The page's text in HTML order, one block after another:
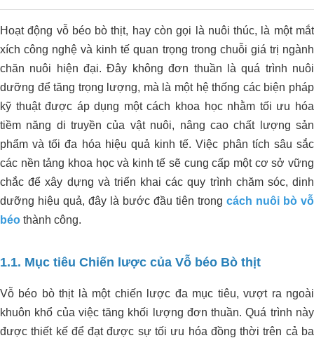
Hoạt động vỗ béo bò thịt, hay còn gọi là nuôi thúc, là một mắt
xích công nghệ và kinh tế quan trọng trong chuỗi giá trị ngành
chăn nuôi hiện đại. Đây không đơn thuần là quá trình nuôi
dưỡng để tăng trọng lượng, mà là một hệ thống các biện pháp
kỹ thuật được áp dụng một cách khoa học nhằm tối ưu hóa
tiềm năng di truyền của vật nuôi, nâng cao chất lượng sản
phẩm và tối đa hóa hiệu quả kinh tế. Việc phân tích sâu sắc
các nền tảng khoa học và kinh tế sẽ cung cấp một cơ sở vững
chắc để xây dựng và triển khai các quy trình chăm sóc, dinh
dưỡng hiệu quả, đây là bước đầu tiên trong cách nuôi bò vỗ
béo thành công.
1.1. Mục tiêu Chiến lược của Vỗ béo Bò thịt
Vỗ béo bò thịt là một chiến lược đa mục tiêu, vượt ra ngoài
khuôn khổ của việc tăng khối lượng đơn thuần. Quá trình này
được thiết kế để đạt được sự tối ưu hóa đồng thời trên cả ba